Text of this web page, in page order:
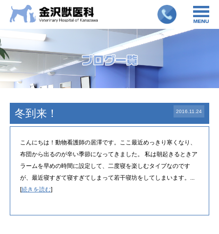
冬到来！ 2016.11.24
こんにちは！動物看護師の居澤です。ここ最近めっきり寒くなり、
布団から出るのが辛い季節になってきました。 私は朝起きるときア
ラームを早めの時間に設定して、二度寝を楽しむタイプなのです
が、最近寝すぎて寝すぎてしまって若干寝坊をしてしまいます。...
[続きを読む]